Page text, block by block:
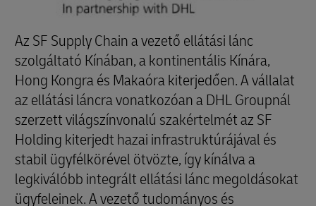
Az SF Supply Chain a vezető ellátási lánc
szolgáltató Kínában, a kontinentális Kínára,
Hong Kongra és Makaóra kiterjedően. A vállalat
az ellátási láncra vonatkozóan a DHL Groupnál
szerzett világszínvonalú szakértelmét az SF
Holding kiterjedt hazai infrastruktúrájával és
stabil ügyfélkörével ötvözte, így kínálva a
legkiválóbb integrált ellátási lánc megoldásokat
ügyfeleinek. A vezető tudományos és